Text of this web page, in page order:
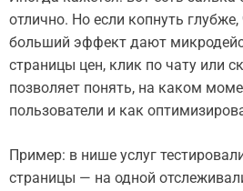
отлично. Но если копнуть
больший эффект дают
страницы цен, клик по чату или
позволяет понять, на каком
пользователи и как
Пример: в нише услуг
страницы — на одной